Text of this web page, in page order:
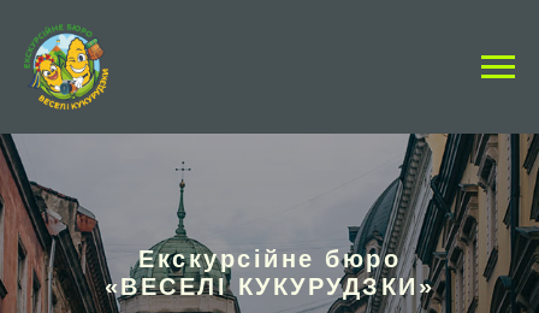
Екскурсійне бюро
«ВЕСЕЛІ КУКУРУДЗКИ»